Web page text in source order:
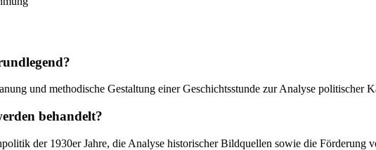
und methodische Gestaltung einer Geschichtsstunde zur Analyse politischer
behandelt?
der 1930er Jahre, die Analyse historischer Bildquellen sowie die Förderung